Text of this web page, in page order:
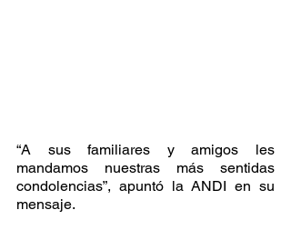
“A sus familiares y amigos les
mandamos nuestras más sentidas
condolencias”, apuntó la ANDI en su
mensaje.